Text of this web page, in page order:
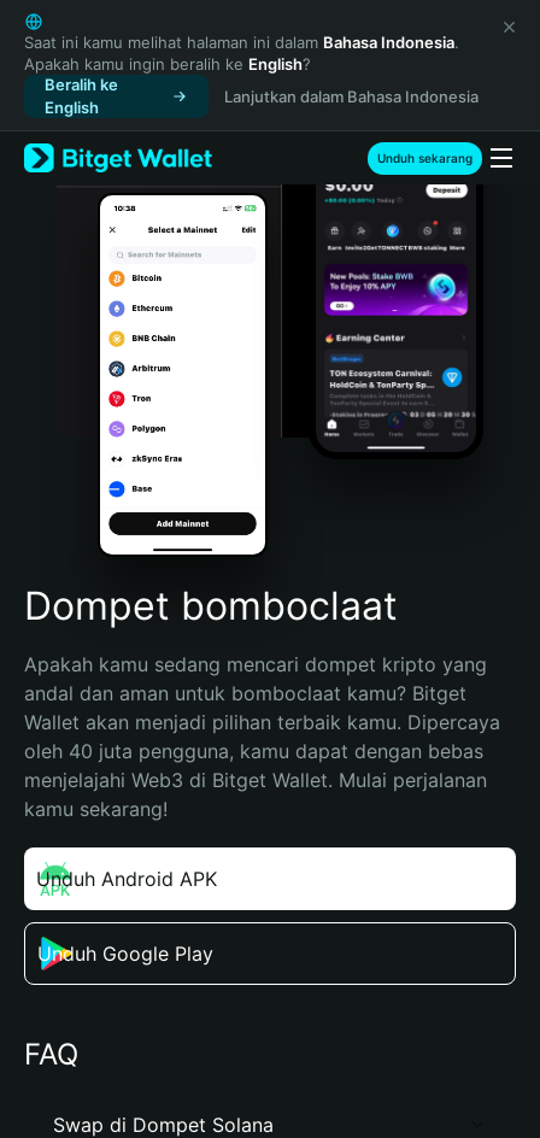
English
日本語
Tiếng Việt
Русский
Español (Latinoamérica)
Türkçe
Italiano
Português (Portugal)
Bahasa Indonesia
Português (Brasil)
Español (Argentina)
Saat ini kamu melihat halaman ini dalam Bahasa Indonesia.
Apakah kamu ingin beralih ke English?
Beralih ke
English
Lanjutkan dalam Bahasa Indonesia
Unduh sekarang
Dompet bomboclaat
Apakah kamu sedang mencari dompet kripto yang
andal dan aman untuk bomboclaat kamu? Bitget
Wallet akan menjadi pilihan terbaik kamu. Dipercaya
oleh 40 juta pengguna, kamu dapat dengan bebas
menjelajahi Web3 di Bitget Wallet. Mulai perjalanan
kamu sekarang!
Unduh Android APK
Unduh Google Play
FAQ
Swap di Dompet Solana